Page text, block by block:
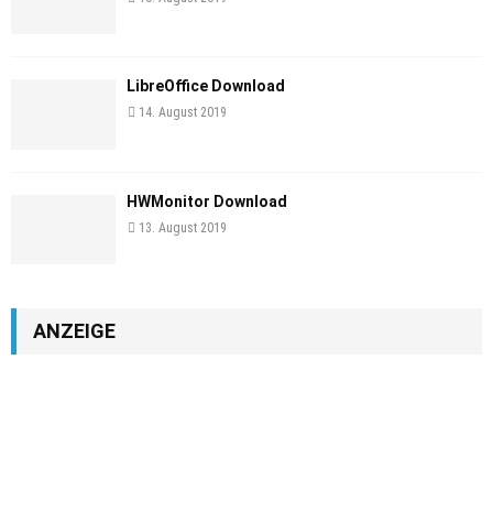
LibreOffice Download
14. August 2019
HWMonitor Download
13. August 2019
ANZEIGE